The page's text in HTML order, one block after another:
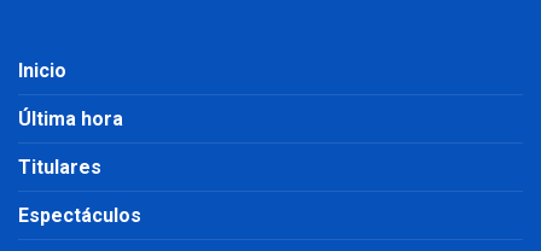
Inicio
Última hora
Titulares
Espectáculos